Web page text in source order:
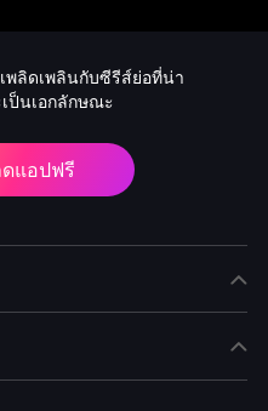
พลิดเพลินกับซีรีส์ย่อที่น่า
ป็นเอกลักษณะ
แอปฟรี